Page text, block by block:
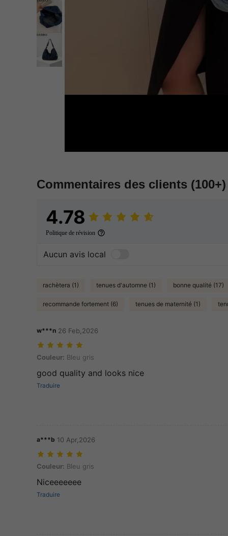
Commentaires des clients (100+)
4.78
Politique de révision
Aucun avis local
rachètera (1) tenues d'automne (1) bonne qualité (17)
recommande fortement (6) tenues de maternité (1)
w***n 26 Feb,2026
Couleur: Bleu gris
Couleur: Bleu gris
good quality and looks nice
Traduire
a***b 10 Apr,2026
Couleur: Bleu gris
Couleur: Bleu gris
Niceeeeeee
Traduire